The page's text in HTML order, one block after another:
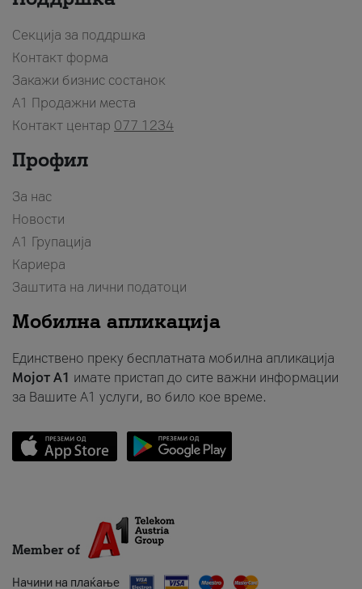
Секција за поддршка
Контакт форма
Закажи бизнис состанок
A1 Продажни места
Контакт центар 077 1234
Профил
За нас
Новости
А1 Групација
Кариера
Заштита на лични податоци
Мобилна апликација
Единствено преку бесплатната мобилна апликација
Мојот A1 имате пристап до сите важни информации
за Вашите A1 услуги, во било кое време.
Member of
Начини на плаќање